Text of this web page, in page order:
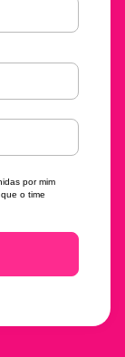
por mim
o time